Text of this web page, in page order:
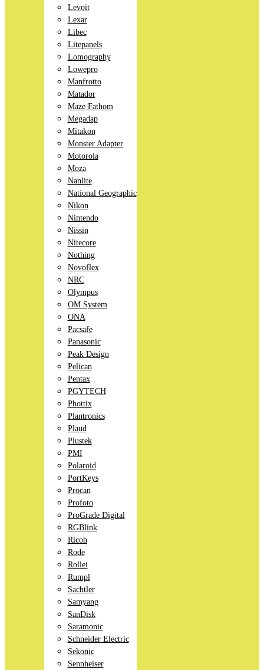
Levoit
Lexar
Libec
Litepanels
Lomography
Lowepro
Manfrotto
Matador
Maze Fathom
Megadap
Mitakon
Monster Adapter
Motorola
Moza
Nanlite
National Geographic
Nikon
Nintendo
Nissin
Nitecore
Nothing
Novoflex
NRC
Olympus
OM System
ONA
Pacsafe
Panasonic
Peak Design
Pelican
Pentax
PGYTECH
Phottix
Plantronics
Plaud
Plustek
PMI
Polaroid
PortKeys
Procan
Profoto
ProGrade Digital
RGBlink
Ricoh
Rode
Rollei
Rumpl
Sachtler
Samyang
SanDisk
Saramonic
Schneider Electric
Sekonic
Sennheiser